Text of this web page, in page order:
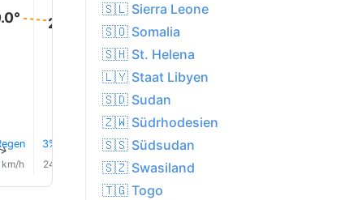
h
29.0°
3% Regen
24.0 km/h
28.0°
4% Regen
↑
23.0 km/h
28.0°
4% Regen
↑
21.0 km/h
🇸🇱 Sierra Leone
🇸🇴 Somalia
🇸🇭 St. Helena
🇱🇾 Staat Libyen
🇸🇩 Sudan
🇿🇼 Südrhodesien
🇸🇸 Südsudan
🇸🇿 Swasiland
🇹🇬 Togo